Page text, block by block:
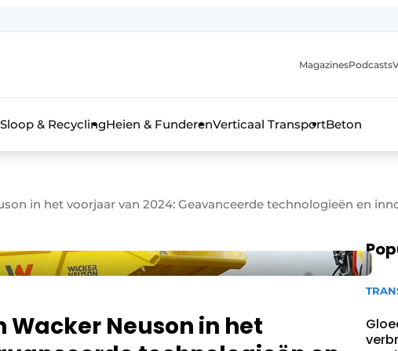
de aanmelding
voor de aanmelding FR
& bouwmachines
MagazinesPodcasts
Sloop & RecyclingHeien & FunderenVerticaal TransportBeton
in het voorjaar van 2024: Geavanceerde technologieën en
Neuson in het